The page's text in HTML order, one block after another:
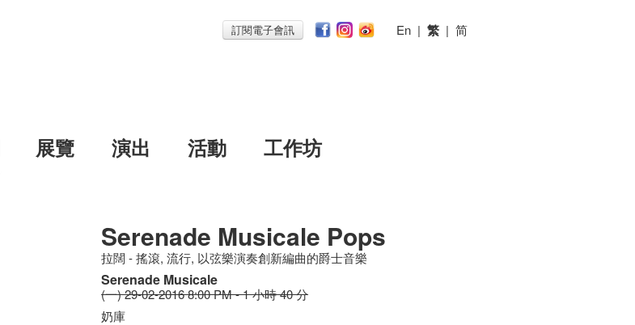
訂閱電子會訊 En | 繁 | 简
展覽 演出 活動
工作坊
Serenade Musicale Pops
拉闊 - 搖滾, 流行, 以弦樂演奏創新編曲的爵士音樂
Serenade Musicale
(一) 29-02-2016 8:00 PM - 1 小時 40 分
奶庫